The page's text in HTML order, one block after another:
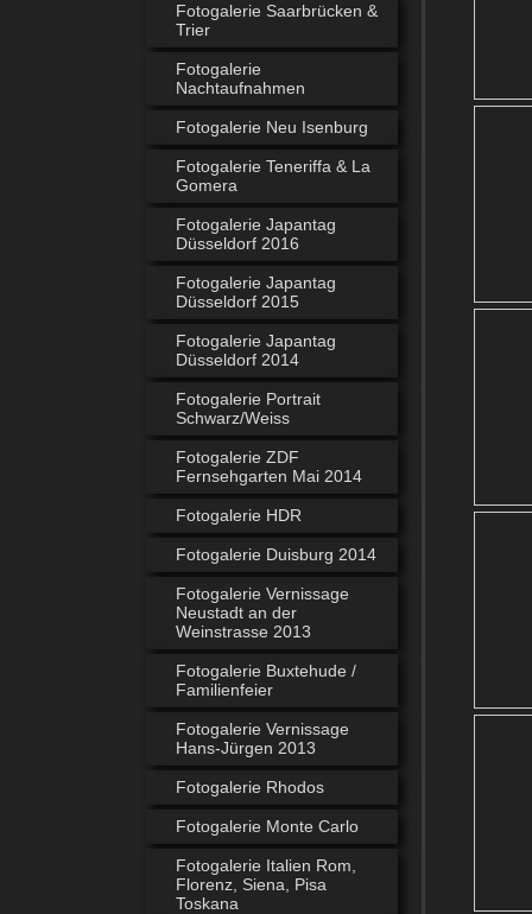
Fotogalerie Saarbrücken &
Trier
Fotogalerie
Nachtaufnahmen
Fotogalerie Neu Isenburg
Fotogalerie Teneriffa & La
Gomera
Fotogalerie Japantag
Düsseldorf 2016
Fotogalerie Japantag
Düsseldorf 2015
Fotogalerie Japantag
Düsseldorf 2014
Fotogalerie Portrait
Schwarz/Weiss
Fotogalerie ZDF
Fernsehgarten Mai 2014
Fotogalerie HDR
Fotogalerie Duisburg 2014
Fotogalerie Vernissage
Neustadt an der
Weinstrasse 2013
Fotogalerie Buxtehude /
Familienfeier
Fotogalerie Vernissage
Hans-Jürgen 2013
Fotogalerie Rhodos
Fotogalerie Monte Carlo
Fotogalerie Italien Rom,
Florenz, Siena, Pisa
Toskana